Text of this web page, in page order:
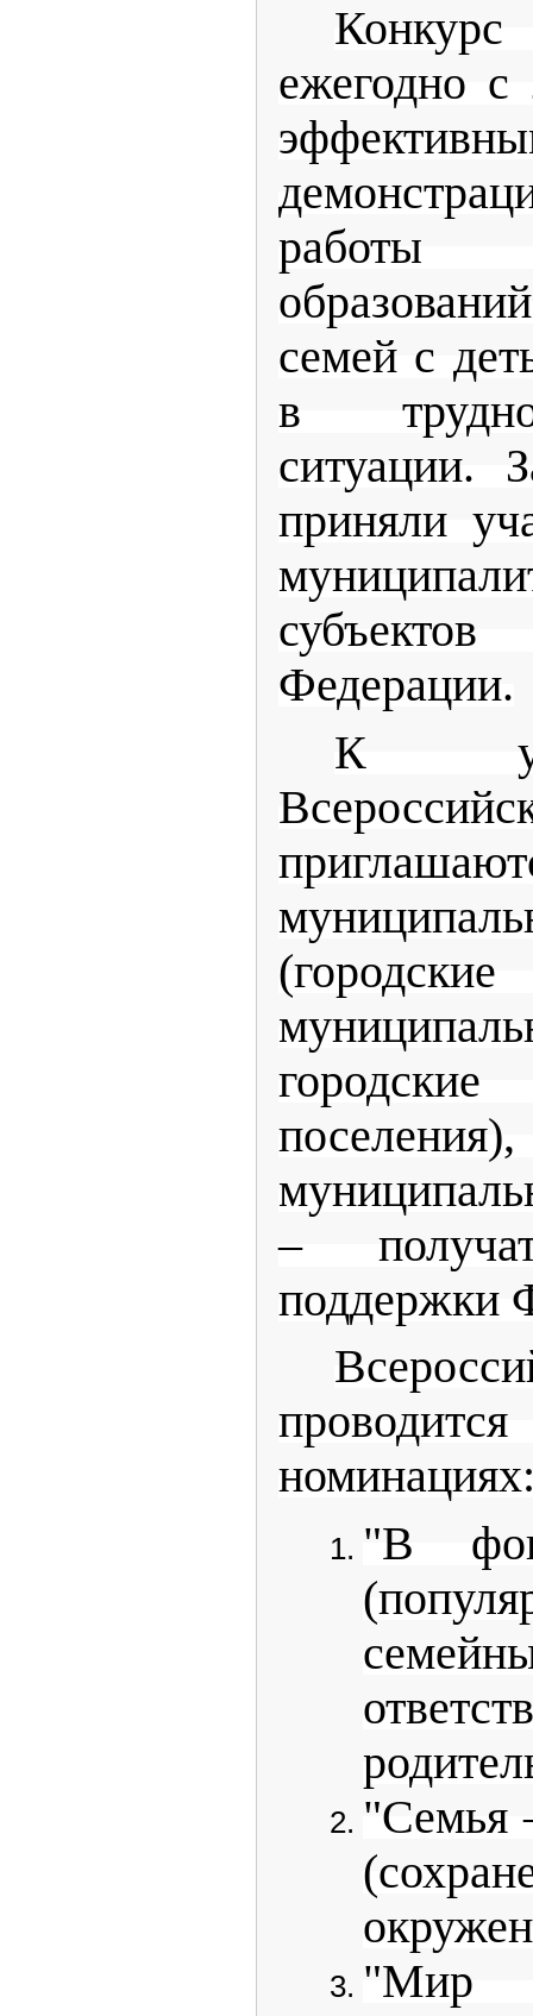
ежегодно с
работы
семей с
в
ситуации.
приняли
Федерации.
К
–
поддержки
"В
"Семья
"Мир